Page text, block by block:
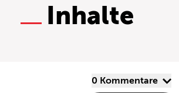
Inhalte
0 Kommentare